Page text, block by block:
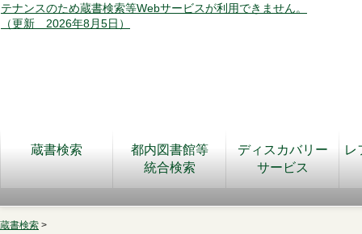
テナンスのため蔵書検索等Webサービスが利用できません。
（更新 2026年8月5日）
蔵書検索
都内図書館等
統合検索
ディスカバリー
サービス
レ
蔵書検索 >